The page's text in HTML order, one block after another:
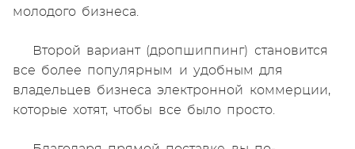
молодого бизнеса.
Второй вариант (дропшиппинг) становится
все более популярным и удобным для
владельцев бизнеса электронной коммерции,
которые хотят, чтобы все было просто.